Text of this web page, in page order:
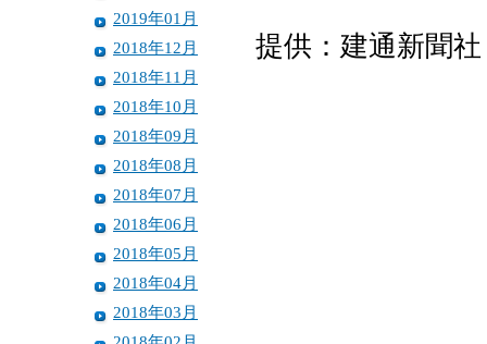
2019年01月
2018年12月
2018年11月
2018年10月
2018年09月
2018年08月
2018年07月
2018年06月
2018年05月
2018年04月
2018年03月
提供：建通新聞社